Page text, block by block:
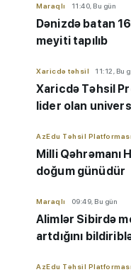
Maraqlı 11:40, Bu gün
Dənizdə batan
meyiti tapılıb
Xaricdə təhsil 11:12, Bu
Xaricdə Təhsil
lider olan
AzEdu Təhsil Platforması
Milli Qəhrəmanı
doğum günüdür
Maraqlı 09:49, Bu gün
Alimlər Sibirdə
artdığını
AzEdu Təhsil Platforması